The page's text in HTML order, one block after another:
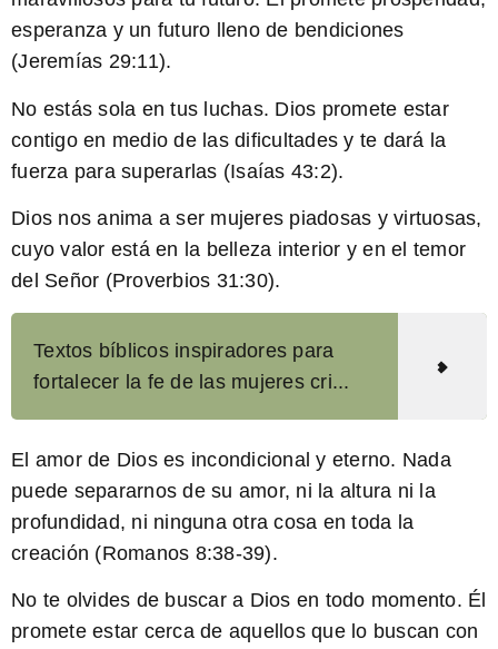
esperanza y un futuro lleno de bendiciones
(Jeremías 29:11).
No estás sola en tus luchas. Dios promete estar
contigo en medio de las dificultades y te dará la
fuerza para superarlas (Isaías 43:2).
Dios nos anima a ser mujeres piadosas y virtuosas,
cuyo valor está en la belleza interior y en el temor
del Señor (Proverbios 31:30).
Textos bíblicos inspiradores para
fortalecer la fe de las mujeres cri...
El amor de Dios es incondicional y eterno. Nada
puede separarnos de su amor, ni la altura ni la
profundidad, ni ninguna otra cosa en toda la
creación (Romanos 8:38-39).
No te olvides de buscar a Dios en todo momento. Él
promete estar cerca de aquellos que lo buscan con